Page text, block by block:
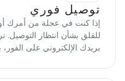
توصيل فوري
إذا كنت في عجلة من أمرك
بريدك الإلكتروني على